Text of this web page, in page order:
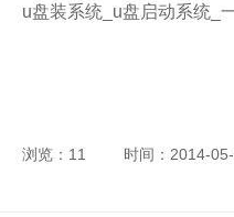
u盘装系统_u盘启动系统_
浏览：11 时间： 2014-